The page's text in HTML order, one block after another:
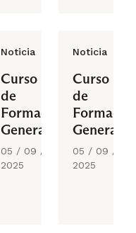
Noticia
Curso
de
Formación
General
05 / 09 /
2025
Noticia
Curso
de
General
05 / 09 /
2025